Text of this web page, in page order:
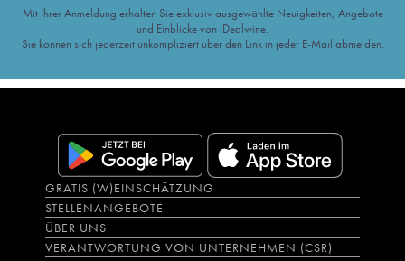
Mit Ihrer Anmeldung erhalten Sie exklusiv ausgewählte Neuigkeiten, Angebote
und Einblicke von iDealwine.
Sie können sich jederzeit unkompliziert über den Link in jeder E-Mail abmelden.
GRATIS (W)EINSCHÄTZUNG
STELLENANGEBOTE
ÜBER UNS
VERANTWORTUNG VON UNTERNEHMEN (CSR)